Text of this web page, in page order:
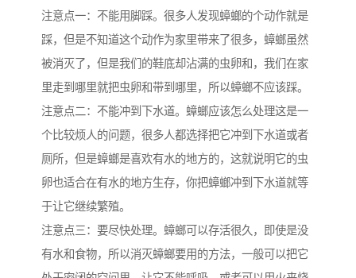
注意点一：不能用脚踩。很多人发现蟑螂的个动作就是
踩，但是不知道这个动作为家里带来了很多，蟑螂虽然
被消灭了，但是我们的鞋底却沾满的虫卵和，我们在家
里走到哪里就把虫卵和带到哪里，所以蟑螂不应该踩。
注意点二：不能冲到下水道。蟑螂应该怎么处理这是一
个比较烦人的问题，很多人都选择把它冲到下水道或者
厕所，但是蟑螂是喜欢有水的地方的，这就说明它的虫
卵也适合在有水的地方生存，你把蟑螂冲到下水道就等
于让它继续繁殖。
注意点三：要尽快处理。蟑螂可以存活很久，即使是没
有水和食物，所以消灭蟑螂要用的方法，一般可以把它